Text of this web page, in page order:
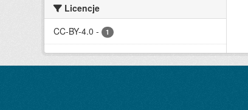
Licencje
CC-BY-4.0 - 1